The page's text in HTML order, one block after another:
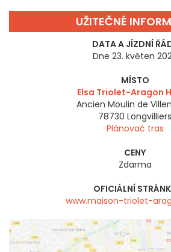
UŽITEČNÉ
DATA A JÍZDNÍ
Dne 23. květen
MÍSTO
Elsa Triolet-Aragon
Ancien Moulin de
78730 Longvilliers
Plánovač tras
CENY
Zdarma
OFICIÁLNÍ
www.maison-triolet-